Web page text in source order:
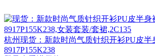
杭州现货：新款时尚气质针织开衫PU皮半
8917P155K238